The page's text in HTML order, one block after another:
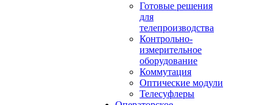
Готовые решения
для
телепроизводства
Контрольно-
измерительное
оборудование
Коммутация
Оптические модули
Телесуфлеры